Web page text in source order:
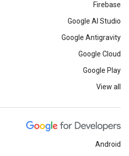
Firebase
Google AI Studio
Google Antigravity
Google Cloud
Google Play
View all
Android